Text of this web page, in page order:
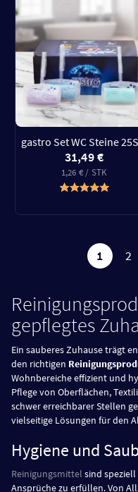
gastro Set WC Steine
31,49 €
1,26 € / STK
1 2
gepflegtes
Ein sauberes Zuhause trägt
den richtigen
Wohnbereiche effizient und
Pflege von Oberflächen,
schwer erreichbarer Stellen
vielseitige Lösungen für den
Hygiene und
Reinigungsmittel sind
Ansprüche zu erfüllen. Von